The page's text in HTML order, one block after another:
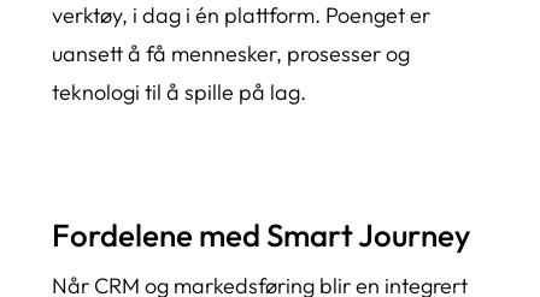
verktøy, i dag i én plattform. Poenget er
uansett å få mennesker, prosesser og
teknologi til å spille på lag.
Fordelene med Smart Journey
Når CRM og markedsføring blir en integrert